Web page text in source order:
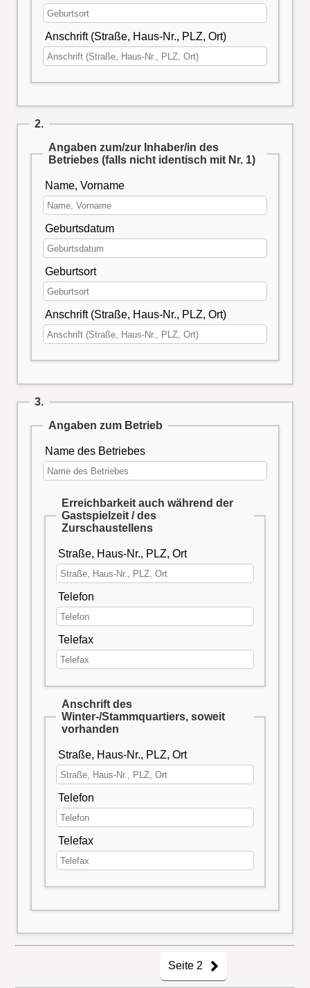
Anschrift (Straße, Haus-Nr., PLZ, Ort)
2.
Angaben zum/zur Inhaber/in des
Betriebes (falls nicht identisch mit Nr. 1)
Name, Vorname
Geburtsdatum
Geburtsort
Anschrift (Straße, Haus-Nr., PLZ, Ort)
3.
Angaben zum Betrieb
Name des Betriebes
Erreichbarkeit auch während der
Gastspielzeit / des
Zurschaustellens
Straße, Haus-Nr., PLZ, Ort
Telefon
Telefax
Anschrift des
Winter-/Stammquartiers, soweit
vorhanden
Straße, Haus-Nr., PLZ, Ort
Telefon
Telefax
Seite 2